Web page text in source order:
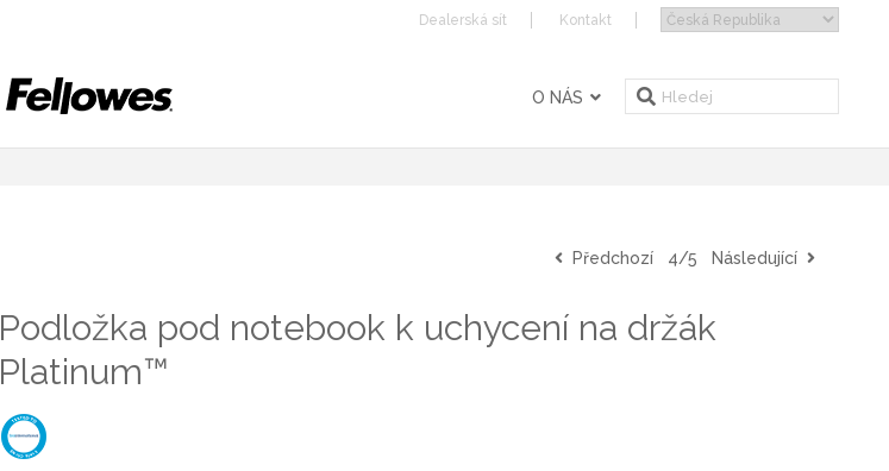
Dealerská sít Kontakt
O NÁS
Předchozí 4/5 Následující
Podložka pod notebook k uchycení na držák
Platinum™